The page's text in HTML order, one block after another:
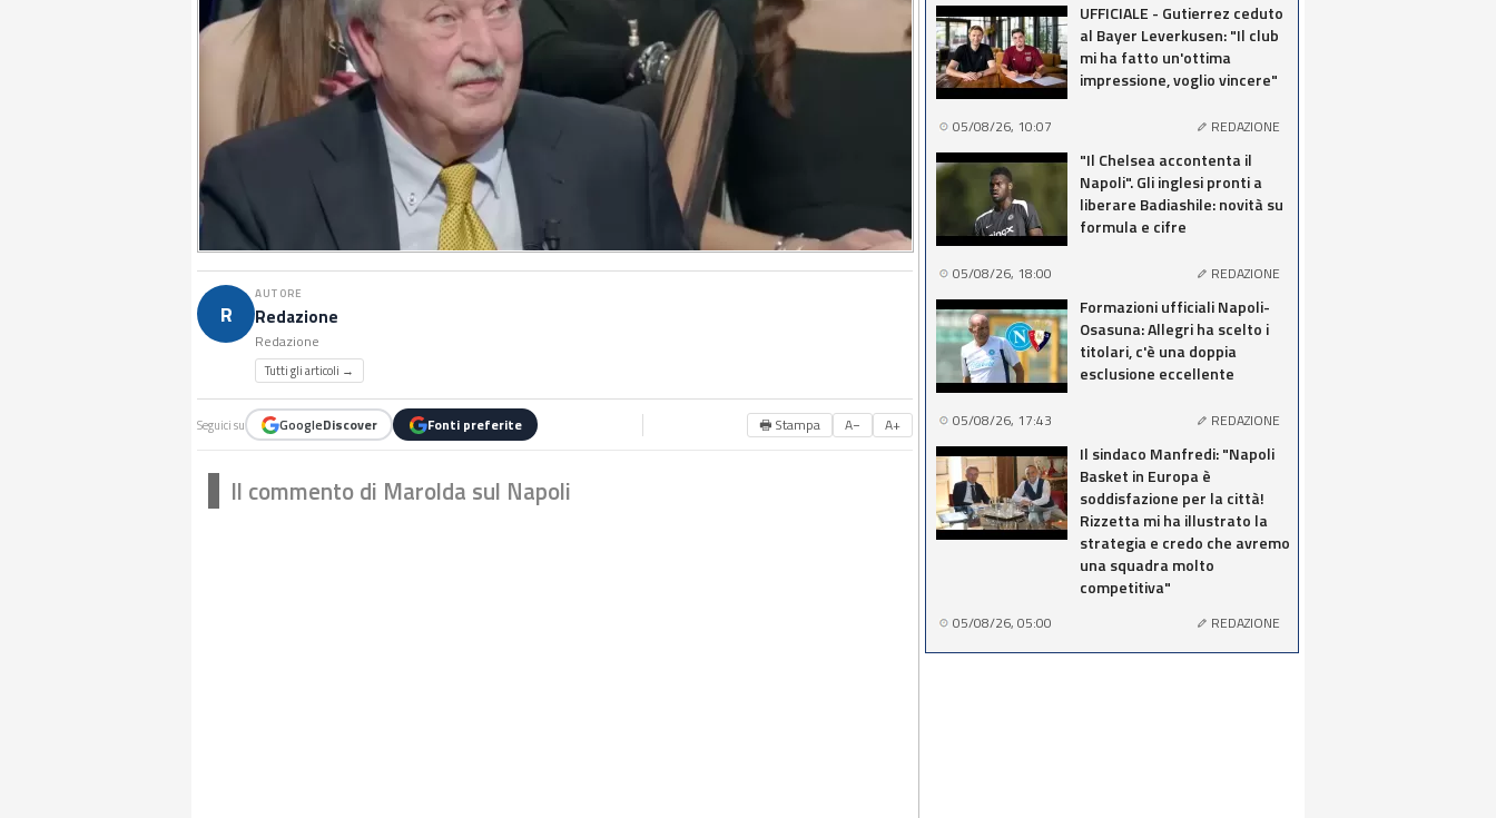
R
AUTORE
Redazione
Redazione
Tutti gli articoli →
Seguici su GoogleDiscover Fonti preferite 🖶 Stampa A− A+
Il commento di Marolda sul Napoli
UFFICIALE - Gutierrez ceduto
al Bayer Leverkusen: "Il club
mi ha fatto un'ottima
impressione, voglio vincere"
05/08/26, 10:07 REDAZIONE
"Il Chelsea accontenta il
Napoli". Gli inglesi pronti a
liberare Badiashile: novità su
formula e cifre
05/08/26, 18:00 REDAZIONE
Formazioni ufficiali Napoli-
Osasuna: Allegri ha scelto i
titolari, c'è una doppia
esclusione eccellente
05/08/26, 17:43 REDAZIONE
Il sindaco Manfredi: "Napoli
Basket in Europa è
soddisfazione per la città!
Rizzetta mi ha illustrato la
strategia e credo che avremo
una squadra molto
competitiva"
05/08/26, 05:00 REDAZIONE